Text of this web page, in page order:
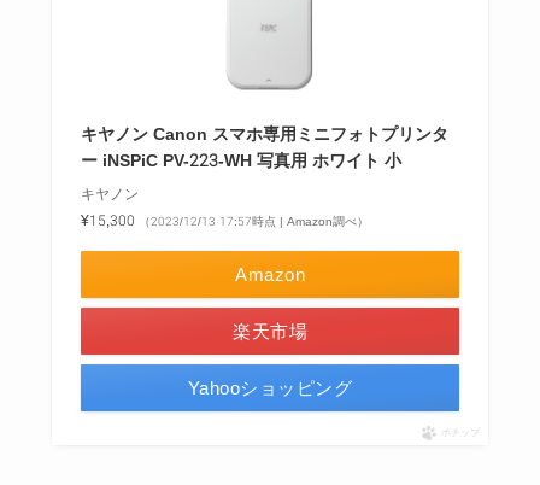
キヤノン Canon スマホ専用ミニフォトプリンタ
ー iNSPiC PV-223-WH 写真用 ホワイト 小
キヤノン
¥15,300
（2023/12/13 17:57時点 | Amazon調べ）
Amazon
楽天市場
Yahooショッピング
ポチップ